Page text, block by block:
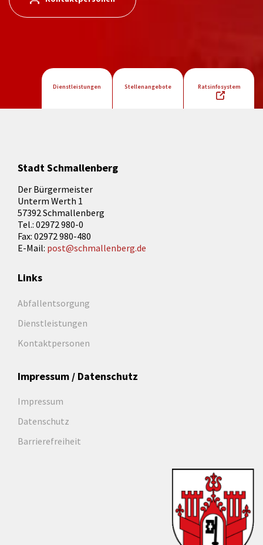
Dienstleistungen Stellenangebote Ratsinfosystem
Stadt Schmallenberg
Der Bürgermeister
Unterm Werth 1
57392 Schmallenberg
Tel.: 02972 980-0
Fax: 02972 980-480
E-Mail: post@schmallenberg.de
Links
Abfallentsorgung
Dienstleistungen
Kontaktpersonen
Impressum / Datenschutz
Impressum
Datenschutz
Barrierefreiheit